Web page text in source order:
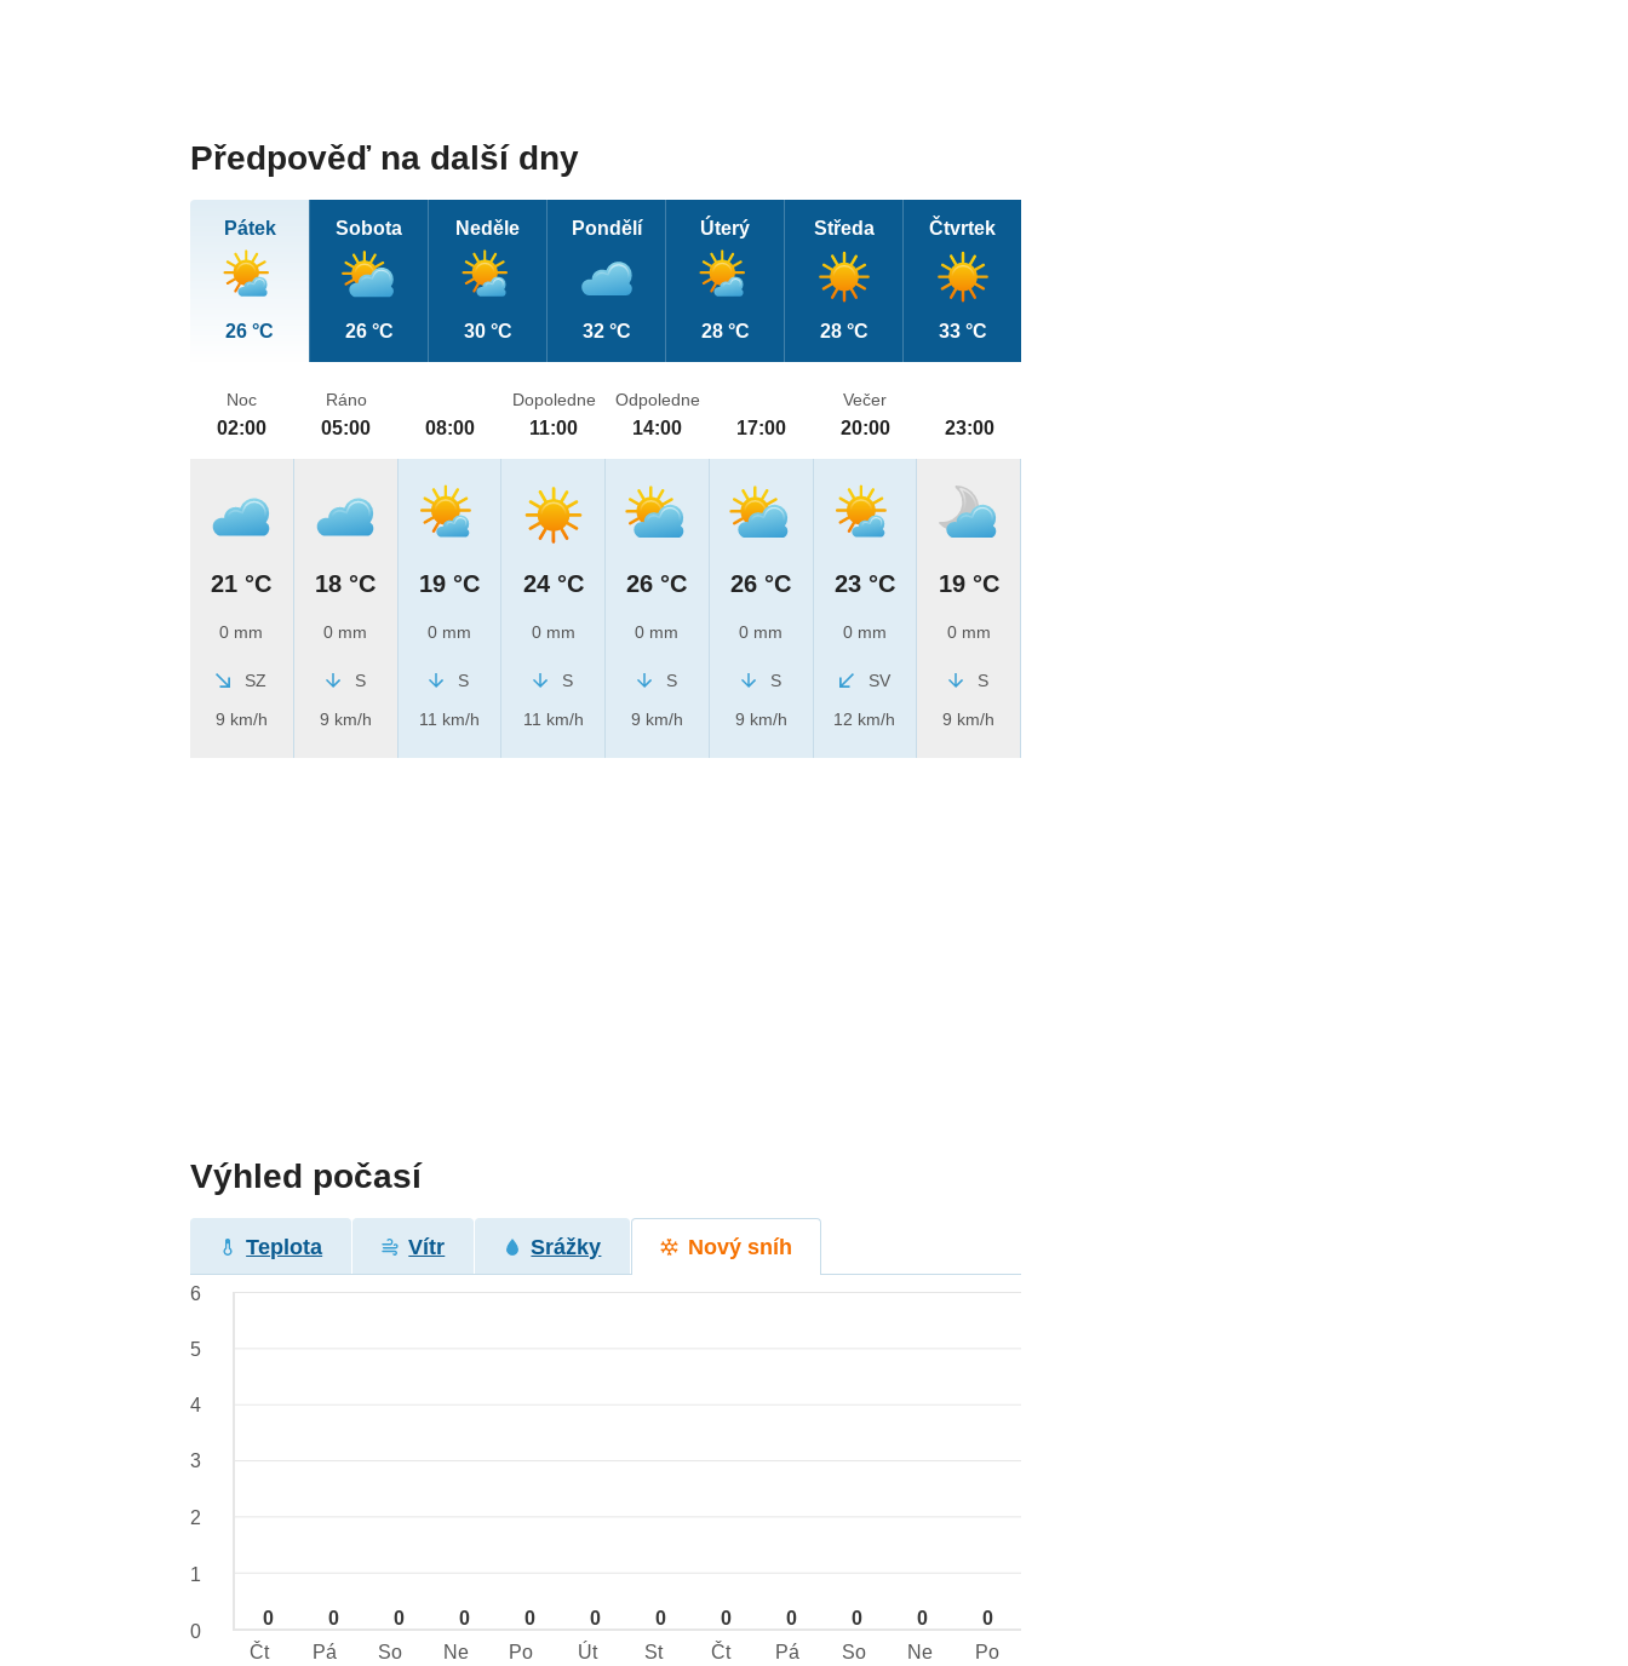
Předpověď na další dny
Pátek
26 °C
Sobota
26 °C
Neděle
30 °C
Pondělí
32 °C
Úterý
28 °C
Středa
28 °C
Čtvrtek
33 °C
Noc
02:00
21 °C
0 mm
SZ
9 km/h
Ráno
05:00
18 °C
0 mm
S
9 km/h
08:00
19 °C
0 mm
S
11 km/h
Dopoledne
11:00
24 °C
0 mm
S
11 km/h
Odpoledne
14:00
26 °C
0 mm
S
9 km/h
17:00
26 °C
0 mm
S
9 km/h
Večer
20:00
23 °C
0 mm
SV
12 km/h
23:00
19 °C
0 mm
S
9 km/h
Výhled počasí
Teplota Vítr Srážky Nový sníh
0 0 0 0 0 0 0 0 0 0 0 0
6
5
4
3
2
1
0
Čt
Pá So Ne Po Út St Čt Pá So Ne Po